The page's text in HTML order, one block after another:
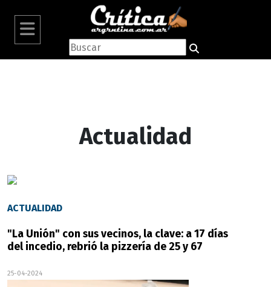
Actualidad
ACTUALIDAD
"La Unión" con sus vecinos, la clave: a 17 días
del incedio, rebrió la pizzería de 25 y 67
25-04-2024